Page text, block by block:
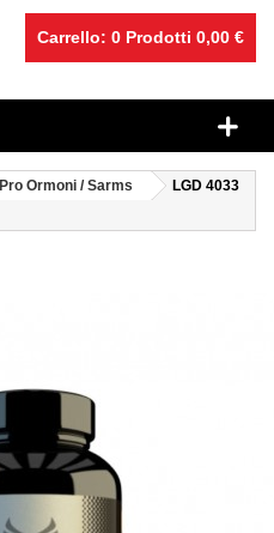
Carrello: 0 Prodotti 0,00 €
Pro Ormoni / Sarms
LGD 4033